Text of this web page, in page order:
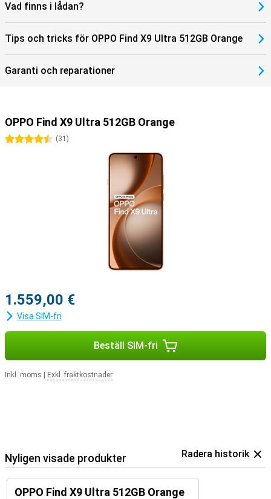
Vad finns i lådan?
Tips och tricks för OPPO Find X9 Ultra 512GB Orange
Garanti och reparationer
OPPO Find X9 Ultra 512GB Orange
4.5 stjärnor
(31 )
1.559,00 €
Visa SIM-fri
Beställ SIM-fri
Inkl. moms Exkl. fraktkostnader
Nyligen visade produkter Radera historik
OPPO Find X9 Ultra 512GB Orange